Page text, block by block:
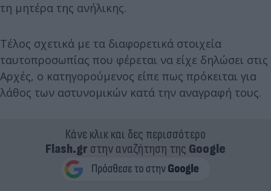
τη μητέρα της ανήλικης.
Τέλος σχετικά με τα διαφορετικά στοιχεία
ταυτοπροσωπίας που φέρεται να είχε δηλώσει στις
Αρχές, ο κατηγορούμενος είπε πως πρόκειται για
λάθος των αστυνομικών κατά την αναγραφή τους.
Κάνε κλικ και δες περισσότερο
Flash.grστην αναζήτηση της Google